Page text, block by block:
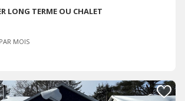
LONG TERME OU CHALET
PAR MOIS